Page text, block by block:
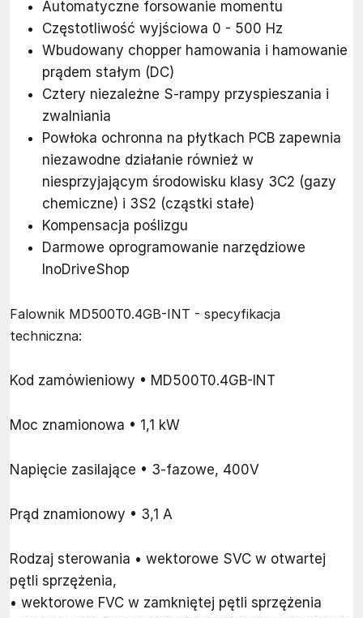
Automatyczne forsowanie momentu
Częstotliwość wyjściowa 0 - 500 Hz
Wbudowany chopper hamowania i hamowanie
prądem stałym (DC)
Cztery niezależne S-rampy przyspieszania i
zwalniania
Powłoka ochronna na płytkach PCB zapewnia
niezawodne działanie również w
niesprzyjającym środowisku klasy 3C2 (gazy
chemiczne) i 3S2 (cząstki stałe)
Kompensacja poślizgu
Darmowe oprogramowanie narzędziowe
InoDriveShop
Falownik MD500T0.4GB-INT - specyfikacja
techniczna:
Kod zamówieniowy • MD500T0.4GB-INT
Moc znamionowa • 1,1 kW
Napięcie zasilające • 3-fazowe, 400V
Prąd znamionowy • 3,1 A
Rodzaj sterowania • wektorowe SVC w otwartej
pętli sprzężenia,
• wektorowe FVC w zamkniętej pętli sprzężenia